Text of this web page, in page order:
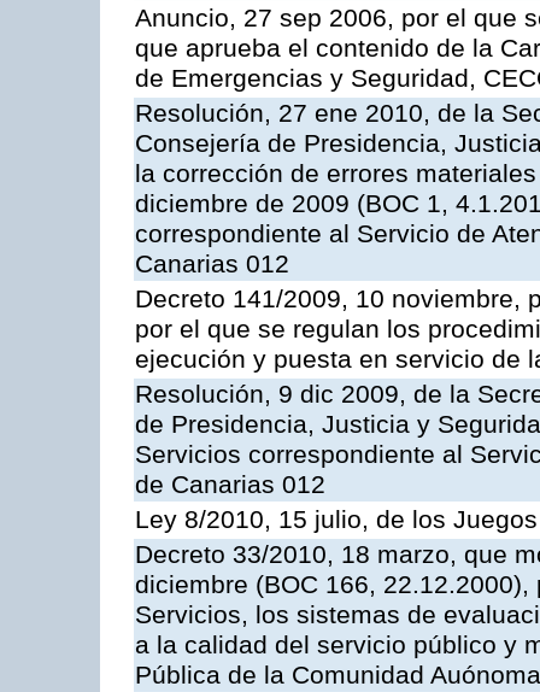
Anuncio, 27 sep 2006, por el que
que aprueba el contenido de la
de Emergencias y Seguridad,
Resolución, 27 ene 2010, de la
Consejería de Presidencia,
la corrección de errores
diciembre de 2009 (BOC 1,
correspondiente al Servicio de
Canarias 012
Decreto 141/2009, 10 noviembre,
por el que se regulan los
ejecución y puesta en servicio de
Resolución, 9 dic 2009, de la
de Presidencia, Justicia y
Servicios correspondiente al
de Canarias 012
Ley 8/2010, 15 julio, de los
Decreto 33/2010, 18 marzo, que
diciembre (BOC 166,
Servicios, los sistemas de
a la calidad del servicio público y
Pública de la Comunidad